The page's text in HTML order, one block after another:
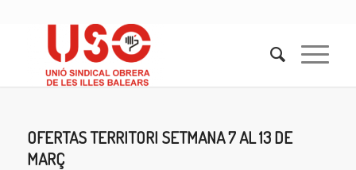
OFERTAS TERRITORI SETMANA 7 AL 13 DE
MARÇ